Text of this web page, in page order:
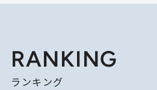
RANKING
ランキング